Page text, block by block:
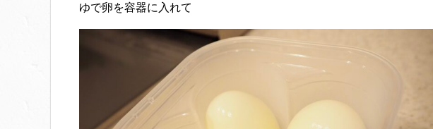
ゆで卵を容器に入れて